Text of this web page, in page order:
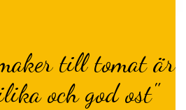
till tomat är
och god ost"